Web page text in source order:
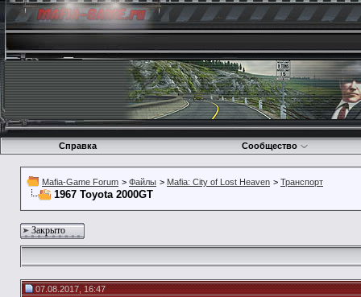
Справка Сообщество
Mafia-Game Forum > Файлы > Mafia: City of Lost Heaven > Транспорт
1967 Toyota 2000GT
Закрыто
07.08.2017, 16:47